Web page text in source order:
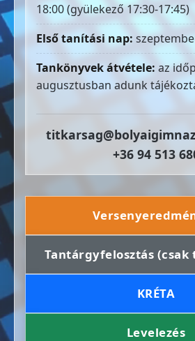
18:00 (gyülekező 17:30-17:45)
Első tanítási nap:
Tankönyvek átvétele: az
augusztusban adunk
+36 94 513
Tantárgyfelosztás (csak
KRÉTA
Levelezés